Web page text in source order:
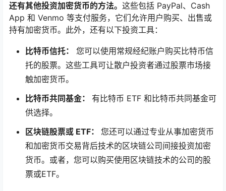
还有其他投资加密货币的方法。 这些包括 PayPal、Cash
App 和 Venmo 等支付服务，它们允许用户购买、出售或
持有加密货币。此外，还有以下投资工具：
比特币信托：
您可以使用常规经纪账户购买比特币信
托的股票。这些工具可让散户投资者通过股票市场接
触加密货币。
比特币共同基金： 有比特币 ETF 和比特币共同基金可
供选择。
区块链股票或 ETF： 您还可以通过专业从事加密货币
和加密货币交易背后技术的区块链公司间接投资加密
货币。或者，您可以购买使用区块链技术的公司的股
票或ETF。